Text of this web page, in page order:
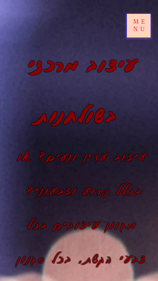
ME
NU
עיצוב מרכזי
עיצוב עדין ונעים? או
בכלל פרוע וצבעוני?
מגוון עיצובים בכל
צבעי הקשת, בכל סגנון